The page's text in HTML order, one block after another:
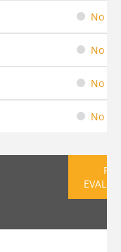
No
No
No
No